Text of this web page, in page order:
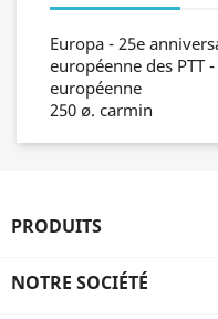
Europa - 25e
européenne des PTT
européenne
250 ø. carmin
PRODUITS
NOTRE SOCIÉTÉ